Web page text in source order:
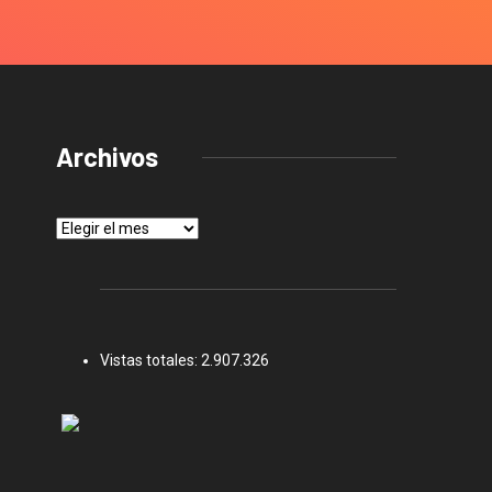
Archivos
Archivos
Vistas totales: 2.907.326